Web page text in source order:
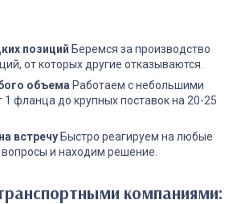
позиций Беремся за производство
от которых другие отказываются.
объема Работаем с небольшими
1 фланца до крупных поставок на 20-25
встречу Быстро реагируем на любые
и находим решение.
компаниями: